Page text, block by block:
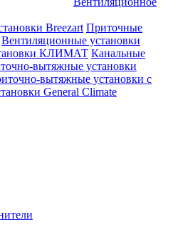
Breezart Приточные
Вентиляционные установки
КЛИМАТ Канальные
вытяжные установки
вытяжные установки с
General Climate